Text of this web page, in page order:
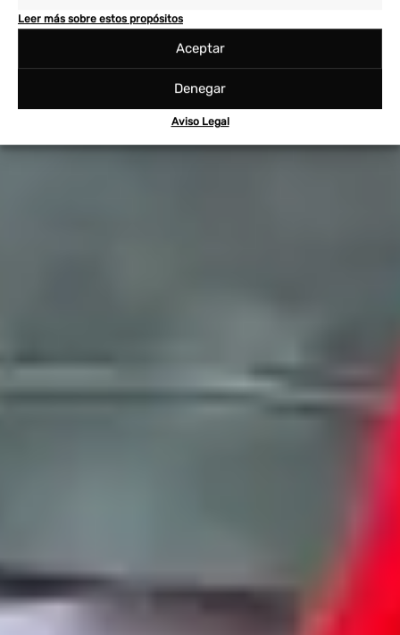
Leer más sobre estos propósitos
Aceptar
Denegar
Aviso Legal